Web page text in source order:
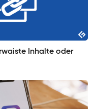
Inhalte oder